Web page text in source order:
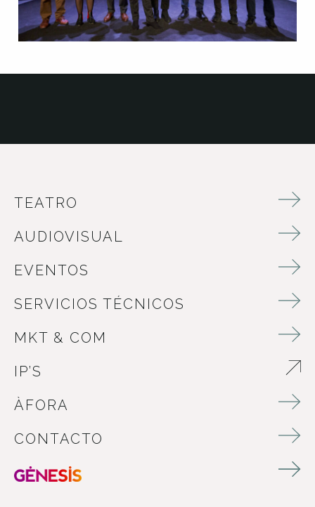
TEATRO
AUDIOVISUAL
EVENTOS
SERVICIOS TÉCNICOS
MKT & COM
IP’S
ÀFORA
CONTACTO